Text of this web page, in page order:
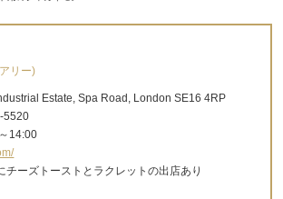
リー)
Estate, Spa Road, London SE16 4RP
5520
14:00
ーズトーストとラクレットの出店あり